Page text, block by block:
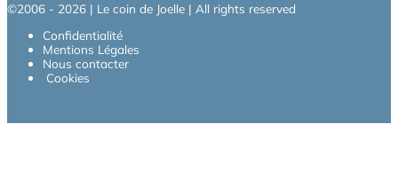
©2006 - 2026 | Le coin de Joelle | All rights reserved
Confidentialité
Mentions Légales
Nous contacter
Cookies